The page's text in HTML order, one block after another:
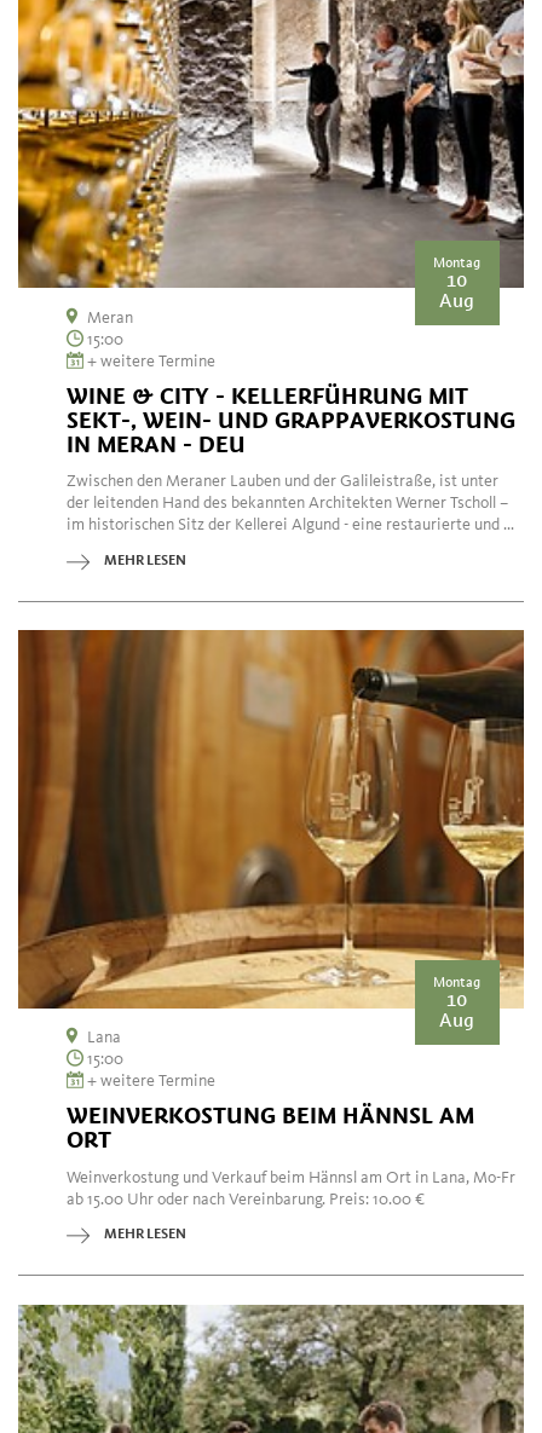
Montag
10
Aug
Meran
15:00
+ weitere Termine
WINE & CITY - KELLERFÜHRUNG MIT
SEKT-, WEIN- UND GRAPPAVERKOSTUNG
IN MERAN - DEU
Zwischen den Meraner Lauben und der Galileistraße, ist unter
der leitenden Hand des bekannten Architekten Werner Tscholl –
im historischen Sitz der Kellerei Algund - eine restaurierte und ...
MEHR LESEN
Montag
10
Aug
Lana
15:00
+ weitere Termine
WEINVERKOSTUNG BEIM HÄNNSL AM
ORT
Weinverkostung und Verkauf beim Hännsl am Ort in Lana, Mo-Fr
ab 15.00 Uhr oder nach Vereinbarung. Preis: 10.00 €
MEHR LESEN